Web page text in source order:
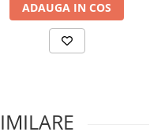
ADAUGA IN COS